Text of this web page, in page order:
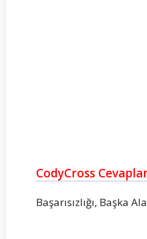
CodyCross
Başarısızlığı, Başka